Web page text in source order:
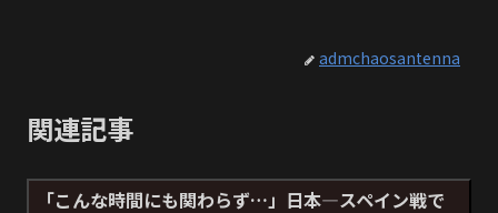
admchaosantenna
関連記事
「こんな時間にも関わらず…」日本―スペイン戦で